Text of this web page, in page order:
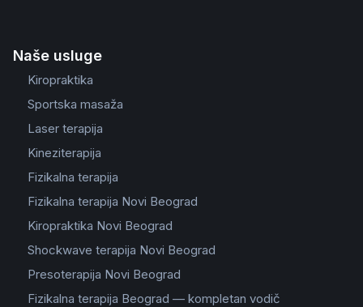
Naše usluge
Kiropraktika
Sportska masaža
Laser terapija
Kineziterapija
Fizikalna terapija
Fizikalna terapija Novi Beograd
Kiropraktika Novi Beograd
Shockwave terapija Novi Beograd
Presoterapija Novi Beograd
Fizikalna terapija Beograd — kompletan vodič